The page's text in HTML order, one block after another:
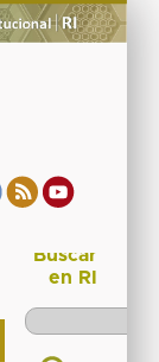
Buscar
en RI